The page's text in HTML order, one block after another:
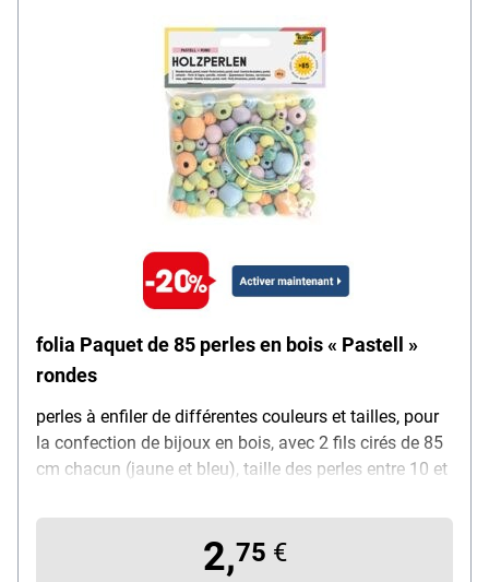
folia Paquet de 85 perles en bois « Pastell »
rondes
perles à enfiler de différentes couleurs et tailles, pour
la confection de bijoux en bois, avec 2 fils cirés de 85
cm chacun (jaune et bleu), taille des perles entre 10 et
certifiées FSC®, contenu de la livraison : 1 sachet
d'environ 85 perles en bois / 2 fils
2,75 €